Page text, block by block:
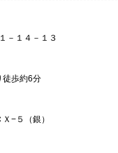
－１４－１３
徒歩約6分
−５（銀）